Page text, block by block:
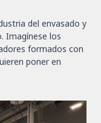
del envasado y
Imagínese los
formados con
poner en